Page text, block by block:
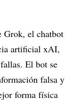
Grok, el chatbot
artificial xAI,
El bot se
falsa y
forma física